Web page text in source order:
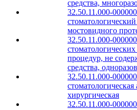
средства,
32.50.11.000-
мостовидного
32.50.11.000-
процедур, не
средства,
32.50.11.000-
хирургическая
32.50.11.000-